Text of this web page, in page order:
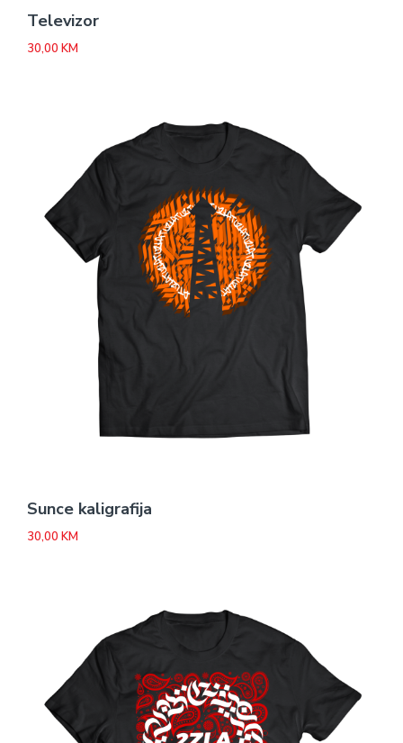
Televizor
30,00 KM
Sunce kaligrafija
30,00 KM